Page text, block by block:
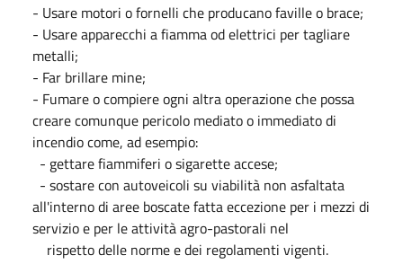
- Usare motori o fornelli che producano faville o brace;
- Usare apparecchi a fiamma od elettrici per tagliare
metalli;
- Far brillare mine;
- Fumare o compiere ogni altra operazione che possa
creare comunque pericolo mediato o immediato di
incendio come, ad esempio:
- gettare fiammiferi o sigarette accese;
- sostare con autoveicoli su viabilità non asfaltata
all'interno di aree boscate fatta eccezione per i mezzi di
servizio e per le attività agro-pastorali nel
rispetto delle norme e dei regolamenti vigenti.